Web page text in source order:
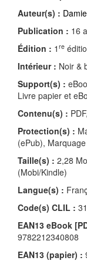
Auteur(s) :
Publication : 16
Édition : 1 re
Intérieur : Noir &
Support(s) :
Livre papier et
Contenu(s) :
Protection(s) :
(ePub),
Taille(s) : 2,28
(Mobi/Kindle)
Langue(s) :
Code(s) CLIL :
EAN13 eBook
9782212340808
EAN13 (papier) :